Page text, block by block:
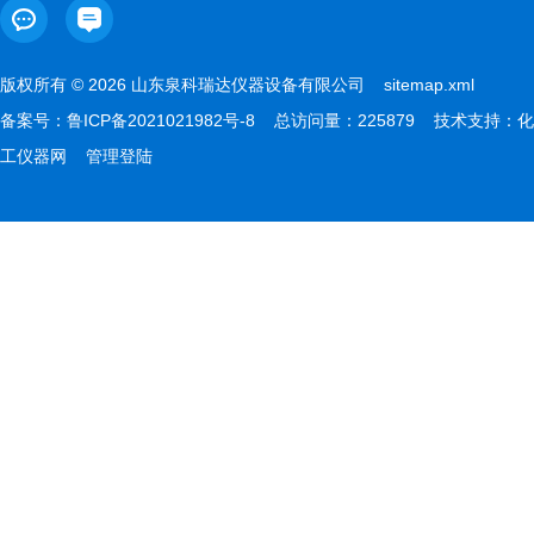
版权所有 © 2026 山东泉科瑞达仪器设备有限公司 sitemap.xml
备案号： 鲁ICP备2021021982号-8 总访问量：225879 技术支持： 化
工仪器网
管理登陆